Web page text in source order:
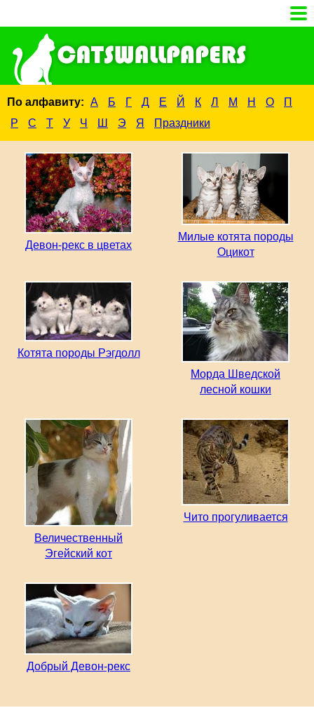
По алфавиту: А Б Г Д Е Й К Л М Н О
П
Р
С Т У Ч Ш Э Я Праздники
Девон-рекс в цветах
Милые котята породы
Оцикот
Котята породы Рэгдолл
Морда Шведской
лесной кошки
Величественный
Эгейский кот
Чито прогуливается
Добрый Девон-рекс